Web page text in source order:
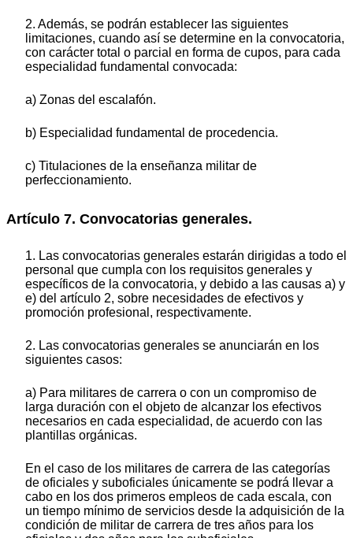
2. Además, se podrán establecer las siguientes
limitaciones, cuando así se determine en la convocatoria,
con carácter total o parcial en forma de cupos, para cada
especialidad fundamental convocada:
a) Zonas del escalafón.
b) Especialidad fundamental de procedencia.
c) Titulaciones de la enseñanza militar de
perfeccionamiento.
Artículo 7. Convocatorias generales.
1. Las convocatorias generales estarán dirigidas a todo el
personal que cumpla con los requisitos generales y
específicos de la convocatoria, y debido a las causas a) y
e) del artículo 2, sobre necesidades de efectivos y
promoción profesional, respectivamente.
2. Las convocatorias generales se anunciarán en los
siguientes casos:
a) Para militares de carrera o con un compromiso de
larga duración con el objeto de alcanzar los efectivos
necesarios en cada especialidad, de acuerdo con las
plantillas orgánicas.
En el caso de los militares de carrera de las categorías
de oficiales y suboficiales únicamente se podrá llevar a
cabo en los dos primeros empleos de cada escala, con
un tiempo mínimo de servicios desde la adquisición de la
condición de militar de carrera de tres años para los